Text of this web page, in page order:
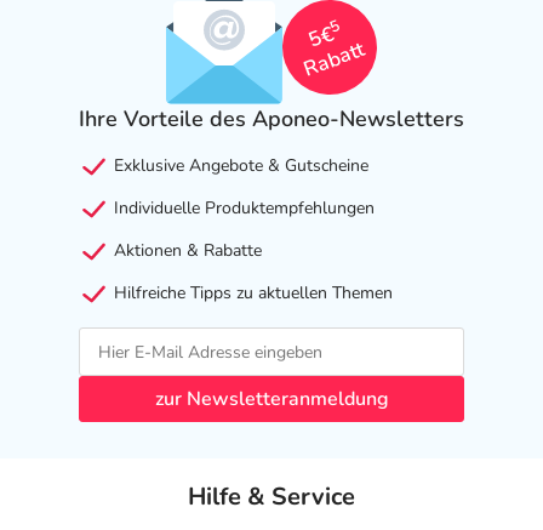
5€
5
Rabatt
Ihre Vorteile des Aponeo-Newsletters
Exklusive Angebote & Gutscheine
Individuelle Produktempfehlungen
Aktionen & Rabatte
Hilfreiche Tipps zu aktuellen Themen
zur Newsletteranmeldung
Hilfe & Service